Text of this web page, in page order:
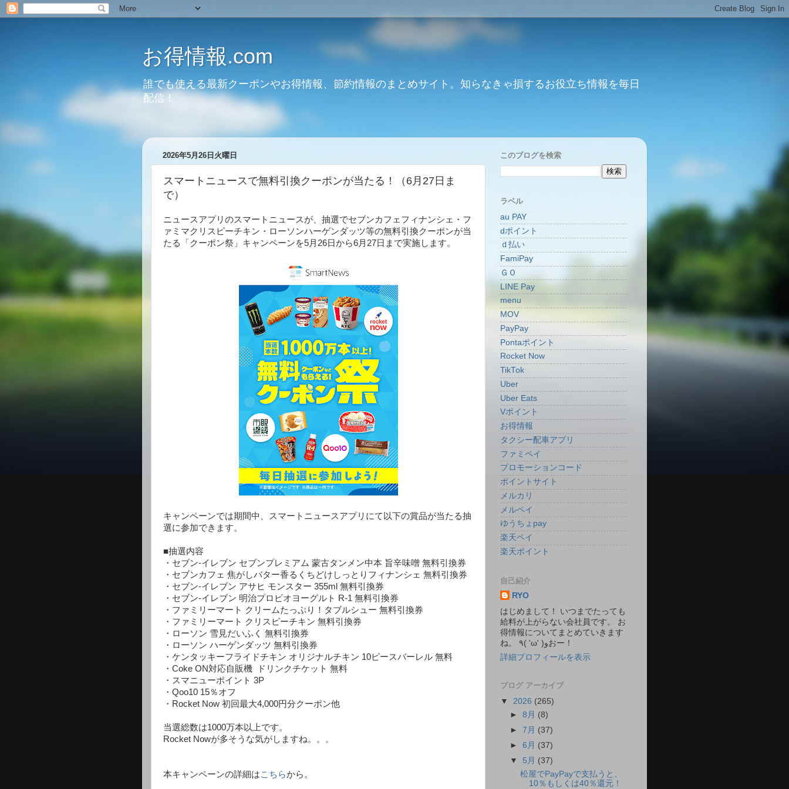
お得情報.com
誰でも使える最新クーポンやお得情報、節約情報のまとめサイト。知らなきゃ損するお役立ち情報を毎日
配信！
2026年5月26日火曜日
スマートニュースで無料引換クーポンが当たる！（6月27日ま
で）
ニュースアプリのスマートニュースが、抽選でセブンカフェフィナンシェ・フ
ァミマクリスピーチキン・ローソンハーゲンダッツ等の無料引換クーポンが当
たる「クーポン祭」キャンペーンを5月26日から6月27日まで実施します。
キャンペーンでは期間中、スマートニュースアプリにて以下の賞品が当たる抽
選に参加できます。
■抽選内容
・セブン-イレブン セブンプレミアム 蒙古タンメン中本 旨辛味噌 無料引換券
・セブンカフェ 焦がしバター香るくちどけしっとりフィナンシェ 無料引換券
・セブン-イレブン アサヒ モンスター 355ml 無料引換券
・セブン-イレブン 明治プロビオヨーグルト R-1 無料引換券
・ファミリーマート クリームたっぷり！タブルシュー 無料引換券
・ファミリーマート クリスピーチキン 無料引換券
・ローソン 雪見だいふく 無料引換券
・ローソン ハーゲンダッツ 無料引換券
・ケンタッキーフライドチキン オリジナルチキン 10ピースバーレル 無料
・Coke ON対応自販機 ドリンクチケット 無料
・スマニューポイント 3P
・Qoo10 15％オフ
・Rocket Now 初回最大4,000円分クーポン他
当選総数は1000万本以上です。
Rocket Nowが多そうな気がしますね。。。
本キャンペーンの詳細はこちらから。
このブログを検索
ラベル
au PAY
dポイント
ｄ払い
FamiPay
ＧＯ
LINE Pay
menu
MOV
PayPay
Pontaポイント
Rocket Now
TikTok
Uber
Uber Eats
Vポイント
お得情報
タクシー配車アプリ
ファミペイ
プロモーションコード
ポイントサイト
メルカリ
メルペイ
ゆうちょpay
楽天ペイ
楽天ポイント
自己紹介
RYO
はじめまして！ いつまでたっても
給料が上がらない会社員です。 お
得情報についてまとめていきます
ね。 ٩( 'ω' )وおー！
詳細プロフィールを表示
ブログ アーカイブ
▼ 2026 (265)
►8月 (8)
►7月 (37)
►6月 (37)
▼ 5月 (37)
松屋でPayPayで支払うと、
10％もしくは40％還元！